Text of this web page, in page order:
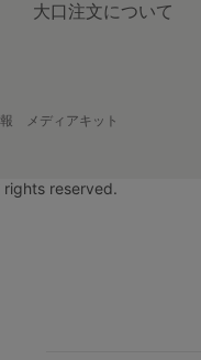
大口注文について
メディアキット
reserved.